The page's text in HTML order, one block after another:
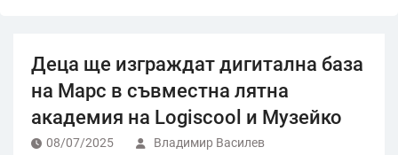
Деца ще изграждат дигитална база
на Марс в съвместна лятна
академия на Logiscool и Музейко
08/07/2025 Владимир Василев